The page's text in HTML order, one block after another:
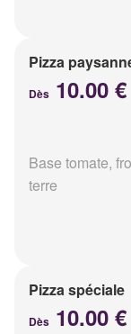
Pizza
Dès 10.00 €
Base tomate,
terre
Pizza spéciale
Dès 10.00 €